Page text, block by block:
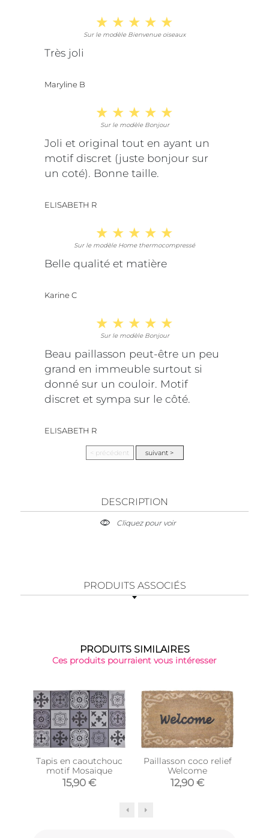
Sur le modèle Bienvenue oiseaux
Très joli
Maryline B
Sur le modèle Bonjour
Joli et original tout en ayant un
motif discret (juste bonjour sur
un coté). Bonne taille.
ELISABETH R
Sur le modèle Home thermocompressé
Belle qualité et matière
Karine C
Sur le modèle Bonjour
Beau paillasson peut-être un peu
grand en immeuble surtout si
donné sur un couloir. Motif
discret et sympa sur le côté.
ELISABETH R
DESCRIPTION
Cliquez pour voir
PRODUITS ASSOCIÉS
PRODUITS SIMILAIRES
Ces produits pourraient vous intéresser
Tapis en caoutchouc
motif Mosaique
15,90 €
Paillasson coco relief
Welcome
12,90 €